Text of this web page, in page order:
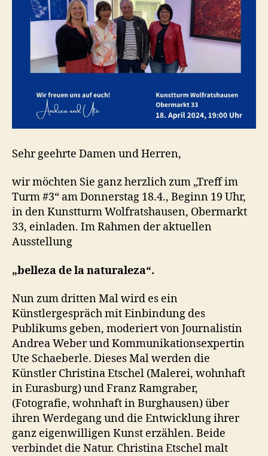
Sehr geehrte Damen und Herren,
wir möchten Sie ganz herzlich zum „Treff im
Turm #3“ am Donnerstag 18.4., Beginn 19 Uhr,
in den Kunstturm Wolfratshausen, Obermarkt
33, einladen. Im Rahmen der aktuellen
Ausstellung
„belleza de la naturaleza“.
Nun zum dritten Mal wird es ein
Künstlergespräch mit Einbindung des
Publikums geben, moderiert von Journalistin
Andrea Weber und Kommunikationsexpertin
Ute Schaeberle. Dieses Mal werden die
Künstler Christina Etschel (Malerei, wohnhaft
in Eurasburg) und Franz Ramgraber,
(Fotografie, wohnhaft in Burghausen) über
ihren Werdegang und die Entwicklung ihrer
ganz eigenwilligen Kunst erzählen. Beide
verbindet die Natur. Christina Etschel malt